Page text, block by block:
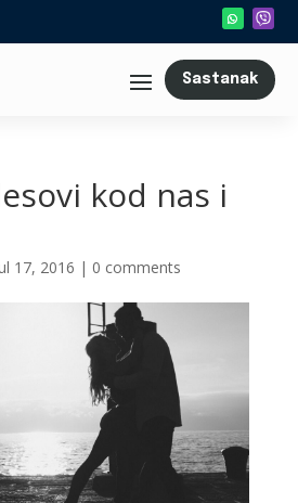
Sastanak
kod nas i
17, 2016 | 0 comments